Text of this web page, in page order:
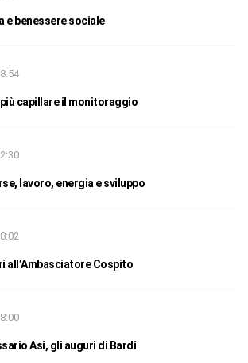
e benessere sociale
capillare il monitoraggio
lavoro, energia e sviluppo
all’Ambasciatore Cospito
Asi, gli auguri di Bardi